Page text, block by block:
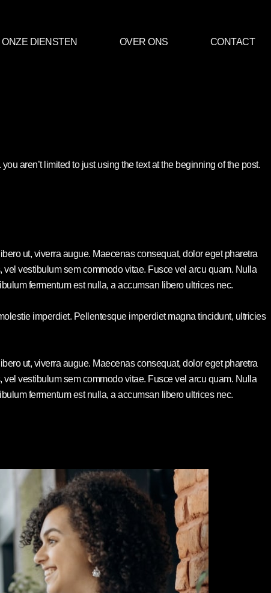
ONZE DIENSTEN OVER ONS CONTACT
aren’t limited to just using the text at the beginning of the post.
ut, viverra augue. Maecenas consequat, dolor eget pharetra
vestibulum sem commodo vitae. Fusce vel arcu quam. Nulla
fermentum est nulla, a accumsan libero ultrices nec.
imperdiet. Pellentesque imperdiet magna tincidunt, ultricies
ut, viverra augue. Maecenas consequat, dolor eget pharetra
vestibulum sem commodo vitae. Fusce vel arcu quam. Nulla
fermentum est nulla, a accumsan libero ultrices nec.